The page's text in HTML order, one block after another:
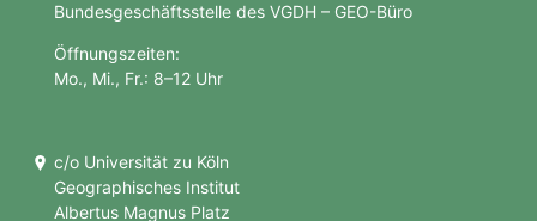
Bundesgeschäftsstelle des VGDH – GEO-Büro
Öffnungszeiten:
Mo., Mi., Fr.: 8–12 Uhr
c/o Universität zu Köln
Geographisches Institut
Albertus Magnus Platz